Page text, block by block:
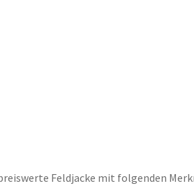
Feldjacke mit folgenden